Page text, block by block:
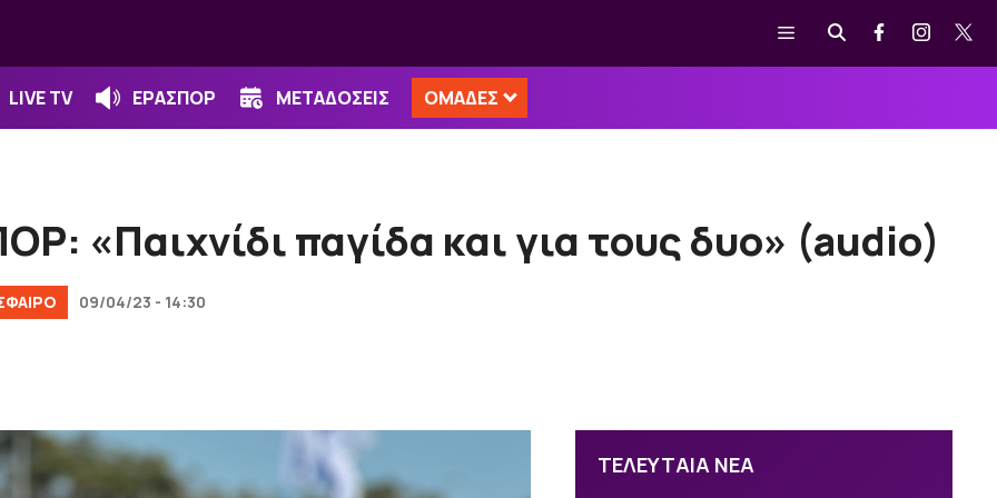
Μενού
LIVE TV ΕΡΑΣΠΟΡ ΜΕΤΑΔΟΣΕΙΣ ΟΜΑΔΕΣ
«Παιχνίδι παγίδα και για τους δυο» (audio)
09/04/23 - 14:30
ΤΕΛΕΥΤΑΙΑ ΝΕΑ